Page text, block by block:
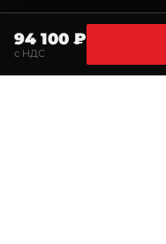
94 100 ₽
с НДС
Главная Поиск